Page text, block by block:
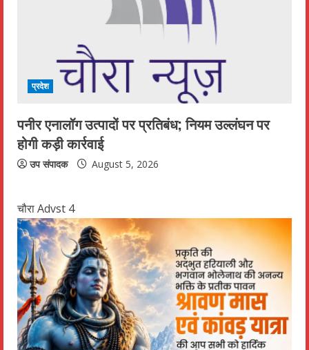
प्रदेश
पनीर एनालॉग उत्पादों पर प्रतिबंध; नियम उल्लंघन पर
होगी कड़ी कार्रवाई
उप संपादक August 5, 2026
चौरा Advst 4